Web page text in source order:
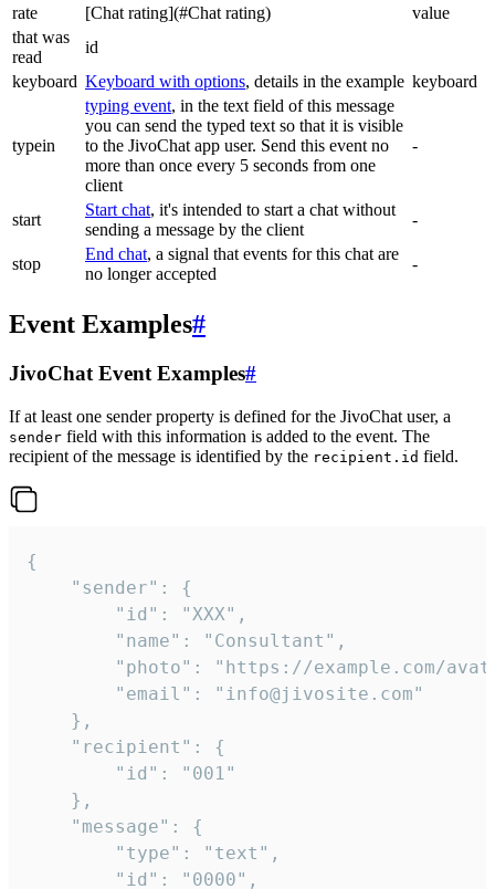
rate
[Chat rating](#Chat rating)
value
that was
read
id
keyboard Keyboard with options, details in the example keyboard
typein
typing event, in the text field of this message
you can send the typed text so that it is visible
to the JivoChat app user. Send this event no
more than once every 5 seconds from one
client
-
start
Start chat, it's intended to start a chat without
sending a message by the client
-
stop
End chat, a signal that events for this chat are
no longer accepted
-
Event Examples#
JivoChat Event Examples#
If at least one sender property is defined for the JivoChat user, a
sender field with this information is added to the event. The
recipient of the message is identified by the recipient.id field.
{